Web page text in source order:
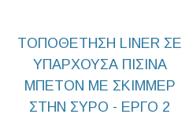
ΤΟΠΟΘΈΤΗΣΗ LINER ΣΕ
ΥΠΆΡΧΟΥΣΑ ΠΙΣΊΝΑ
ΜΠΕΤΌΝ ΜΕ ΣΚΊΜΜΕΡ
ΣΤΗΝ ΣΎΡΟ - ΈΡΓΟ 2